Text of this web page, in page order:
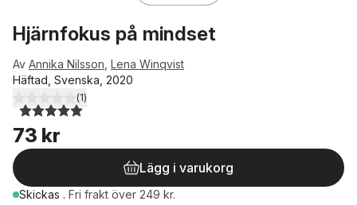
Hjärnfokus på mindset
Av Annika Nilsson Lena Winqvist
Häftad, Svenska, 2020
5,0utav 5 stjärnor. Totalt antal röster:
(1)
73 kr
Lägg i varukorg
Skickas . Fri frakt över 249 kr.